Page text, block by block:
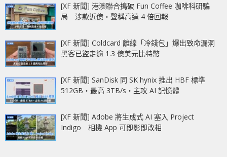
[XF 新聞] 港澳聯合搗破 Fun Coffee 咖啡科研騙
局 涉款近億‧聲稱高達 4 倍回報
[XF 新聞] Coldcard 離線「冷錢包」爆出致命漏洞
黑客已盜走逾 1.3 億美元比特幣
[XF 新聞] SanDisk 同 SK hynix 推出 HBF 標準
512GB‧最高 3TB/s‧主攻 AI 記憶體
[XF 新聞] Adobe 將生成式 AI 塞入 Project
Indigo 相機 App 可即影即改相